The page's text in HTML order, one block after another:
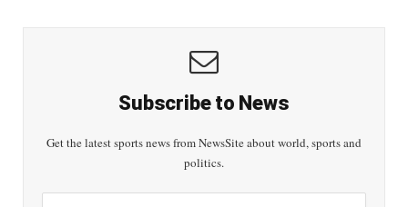
Subscribe to News
Get the latest sports news from NewsSite about world, sports and
politics.